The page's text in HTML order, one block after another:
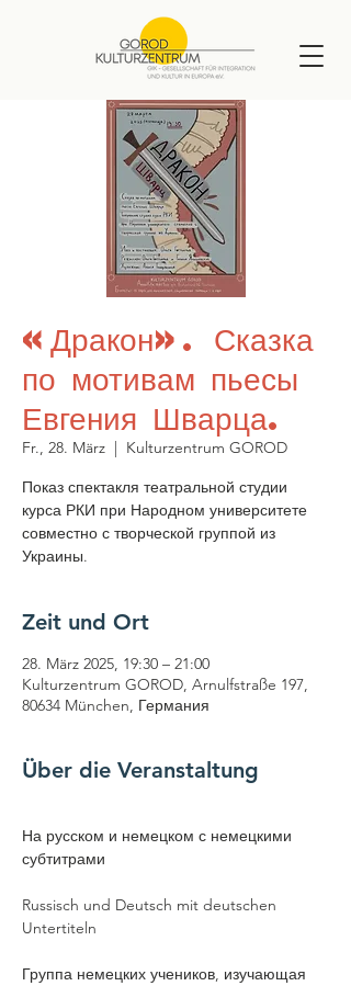
«Дракон». Сказка
по мотивам пьесы
Евгения Шварца.
Fr., 28. März
  |
Kulturzentrum GOROD
Показ спектакля театральной студии
курса РКИ при Народном университете
совместно с творческой группой из
Украины.
Zeit und Ort
28. März 2025, 19:30 – 21:00
Kulturzentrum GOROD, Arnulfstraße 197,
80634 München, Германия
Über die Veranstaltung
На русском и немецком с немецкими
субтитрами
Russisch und Deutsch mit deutschen
Untertiteln
Группа немецких учеников, изучающая